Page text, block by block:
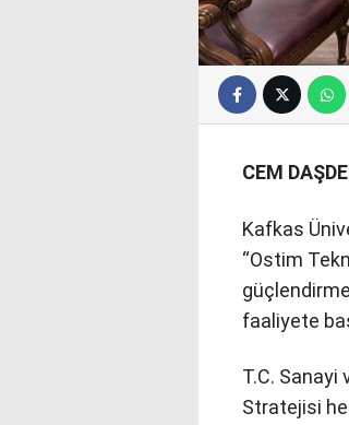
CEM
Kafkas
“Ostim
faaliyete
T.C. Sanayi
Stratejisi